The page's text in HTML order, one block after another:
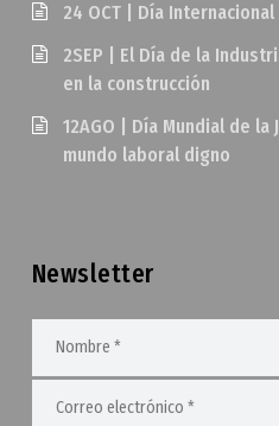
24 OCT | Día
2SEP | El Día de la
en la construcción
12AGO | Día Mundial de
mundo laboral digno
Newsletter